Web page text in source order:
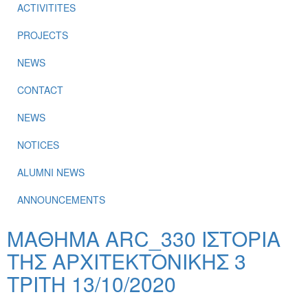
ACTIVITITES
PROJECTS
NEWS
CONTACT
NEWS
NOTICES
ALUMNI NEWS
ANNOUNCEMENTS
ΜΑΘΗΜΑ ARC_330 ΙΣΤΟΡΙΑ
ΤΗΣ ΑΡΧΙΤΕΚΤΟΝΙΚΗΣ 3
ΤΡΙΤΗ 13/10/2020